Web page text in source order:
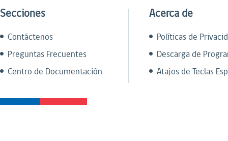
Secciones
Contáctenos
Preguntas Frecuentes
Centro de Documentación
Acerca de
Políticas de
Descarga de
Atajos de Teclas